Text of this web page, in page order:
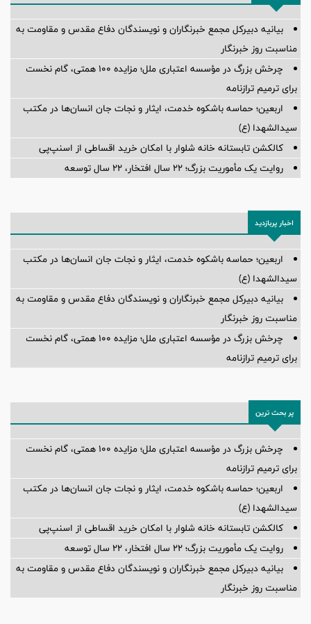
بیانیه دبیرکل مجمع خبرنگاران و نویسندگان دفاع مقدس و مقاومت به
مناسبت روز خبرنگار
چرخش بزرگ در مؤسسه اعتباری ملل؛ مزایده ۱۰۰ همتی، گام نخست
برای ترمیم ترازنامه
اربعین؛ حماسه باشکوه خدمت، ایثار و نجات جان انسان‌ها در مکتب
سیدالشهدا (ع)
کالکشن تابستانه خانه شلوار با امکان خرید اقساطی از اسنپ‌پی
روایت یک مأموریت بزرگ؛ ۲۲ سال افتخار، ۲۲ سال توسعه
اخبار پربازدید
اربعین؛ حماسه باشکوه خدمت، ایثار و نجات جان انسان‌ها در مکتب
سیدالشهدا (ع)
بیانیه دبیرکل مجمع خبرنگاران و نویسندگان دفاع مقدس و مقاومت به
مناسبت روز خبرنگار
چرخش بزرگ در مؤسسه اعتباری ملل؛ مزایده ۱۰۰ همتی، گام نخست
برای ترمیم ترازنامه
پر بحث ترین
چرخش بزرگ در مؤسسه اعتباری ملل؛ مزایده ۱۰۰ همتی، گام نخست
برای ترمیم ترازنامه
اربعین؛ حماسه باشکوه خدمت، ایثار و نجات جان انسان‌ها در مکتب
سیدالشهدا (ع)
کالکشن تابستانه خانه شلوار با امکان خرید اقساطی از اسنپ‌پی
روایت یک مأموریت بزرگ؛ ۲۲ سال افتخار، ۲۲ سال توسعه
بیانیه دبیرکل مجمع خبرنگاران و نویسندگان دفاع مقدس و مقاومت به
مناسبت روز خبرنگار